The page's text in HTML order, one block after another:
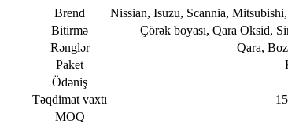
Brend
Nissian, Isuzu, Scannia,
Bitirmə
Çörək boyası, Qara Oksid,
Rənglər
Qara,
Paket
Ödəniş
Təqdimat vaxtı
MOQ